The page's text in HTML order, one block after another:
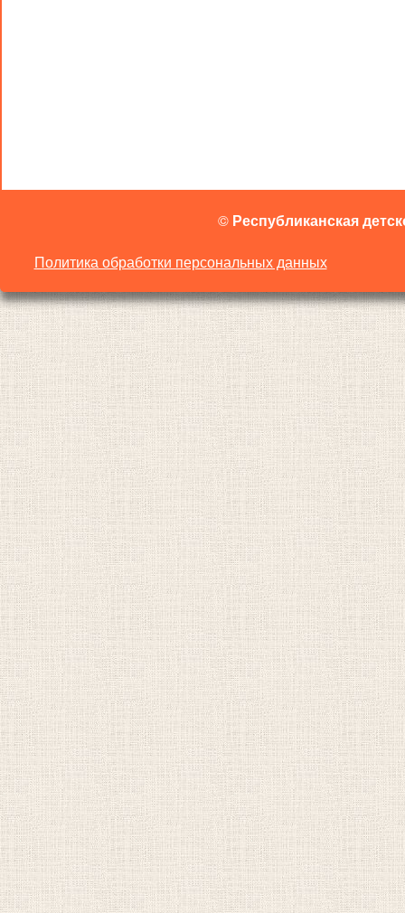
© Республиканская
Политика обработки персональных данных